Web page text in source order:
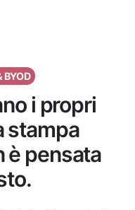
BYOD
i propri
stampa
è pensata